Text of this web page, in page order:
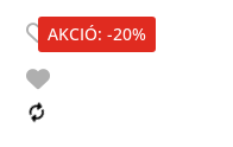
AKCIÓ: -20%